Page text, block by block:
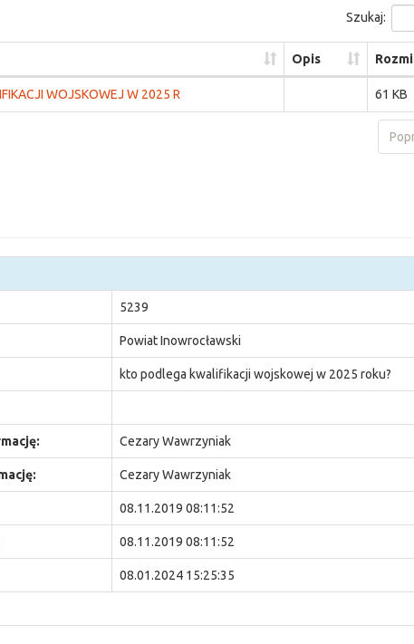
Szukaj:
Opis
WOJSKOWEJ W 2025 R 61 KB
5239
Powiat Inowrocławski
kto podlega kwalifikacji wojskowej w 2025 roku?
Cezary Wawrzyniak
Cezary Wawrzyniak
08.11.2019 08:11:52
08.11.2019 08:11:52
08.01.2024 15:25:35